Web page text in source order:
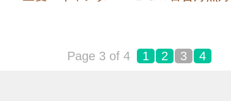
Page 3 of 4 1 2 3 4